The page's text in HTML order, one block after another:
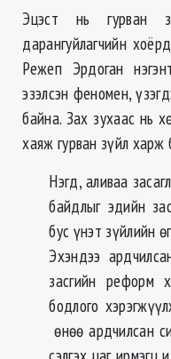
Эцэст нь гурван
дарангуйлагчийн
Режеп Эрдоган
эзэлсэн феномен,
байна. Зах зухаас нь
хаяж гурван зүйл харж
Нэгд, аливаа
байдлыг эдийн
бус үнэт зүйлийн
Эхэндээ
засгийн реформ
бодлого
өнөө ардчилсан